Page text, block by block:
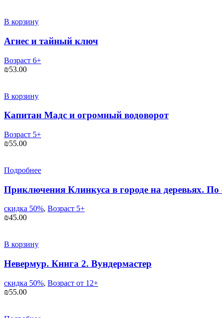
В корзину
Агнес и тайный ключ
Возраст 6+
₪53.00
В корзину
Капитан Мадс и огромный водоворот
Возраст 5+
₪55.00
Подробнее
Приключения Клинкуса в городе на деревьях.
скидка 50%, Возраст 5+
₪45.00
В корзину
Невермур. Книга 2. Вундермастер
скидка 50%, Возраст от 12+
₪55.00